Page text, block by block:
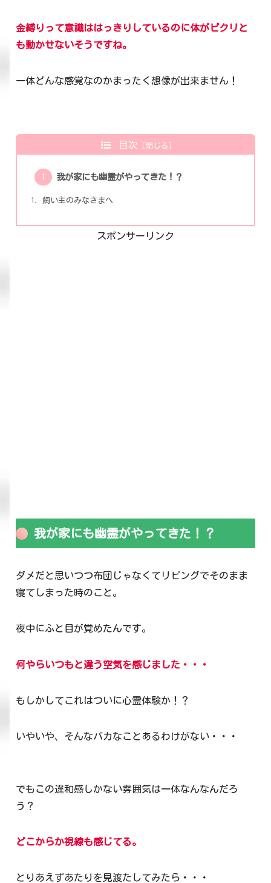
金縛りって意識ははっきりしているのに体がピクリと
も動かせないそうですね。
一体どんな感覚なのかまったく想像が出来ません！
目次
我が家にも幽霊がやってきた！？
飼い主のみなさまへ
スポンサーリンク
我が家にも幽霊がやってきた！？
ダメだと思いつつ布団じゃなくてリビングでそのまま
寝てしまった時のこと。
夜中にふと目が覚めたんです。
何やらいつもと違う空気を感じました・・・
もしかしてこれはついに心霊体験か！？
いやいや、そんなバカなことあるわけがない・・・
でもこの違和感しかない雰囲気は一体なんなんだろ
う？
どこからか視線も感じてる。
とりあえずあたりを見渡たしてみたら・・・